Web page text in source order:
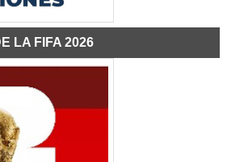
LA FIFA 2026